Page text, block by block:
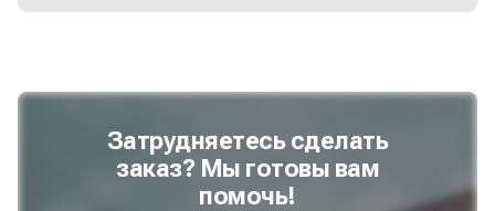
Затрудняетесь сделать
заказ? Мы готовы вам
помочь!